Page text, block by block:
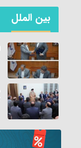
بین الملل